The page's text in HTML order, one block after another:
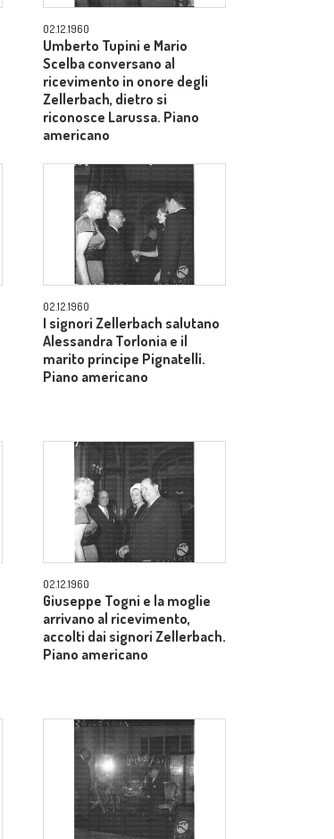
02.12.1960
Umberto Tupini e Mario
Scelba conversano al
ricevimento in onore degli
Zellerbach, dietro si
riconosce Larussa. Piano
americano
02.12.1960
I signori Zellerbach salutano
Alessandra Torlonia e il
marito principe Pignatelli.
Piano americano
02.12.1960
Giuseppe Togni e la moglie
arrivano al ricevimento,
accolti dai signori Zellerbach.
Piano americano